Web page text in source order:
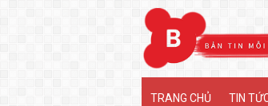
MENU
TRANG CHỦ TIN